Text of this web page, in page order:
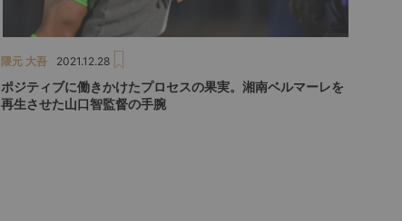
隈元 大吾 2021.12.28
ポジティブに働きかけたプロセスの果実。湘南ベルマーレを
再生させた山口智監督の手腕